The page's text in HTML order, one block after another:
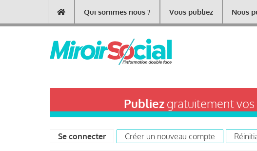
contenu
Main
navigation
Qui sommes nous ? Vous publiez Nous
Publiezgratuitement vos
Se connecter (onglet actif)
Créer un nouveau compte